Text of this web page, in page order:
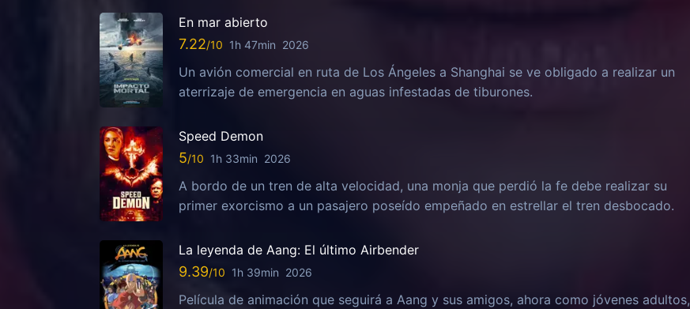
En mar abierto
7.22 1h 47min 2026
Un avión comercial en ruta de Los Ángeles a Shanghai se ve obligado a realizar un
aterrizaje de emergencia en aguas infestadas de tiburones.
Speed Demon
5 1h 33min 2026
A bordo de un tren de alta velocidad, una monja que perdió la fe debe realizar su
primer exorcismo a un pasajero poseído empeñado en estrellar el tren desbocado.
La leyenda de Aang: El último Airbender
9.39 1h 39min 2026
Película de animación que seguirá a Aang y sus amigos, ahora como jóvenes adultos,